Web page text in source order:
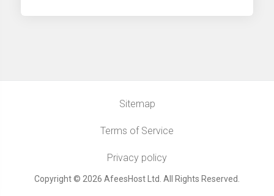
Copyright © 2026 AfeesHost Ltd. All Rights Reserved.
Sitemap
Terms of Service
Privacy policy